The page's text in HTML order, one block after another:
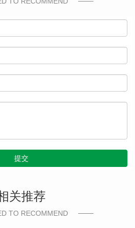
提交
关推荐
TO RECOMMEND